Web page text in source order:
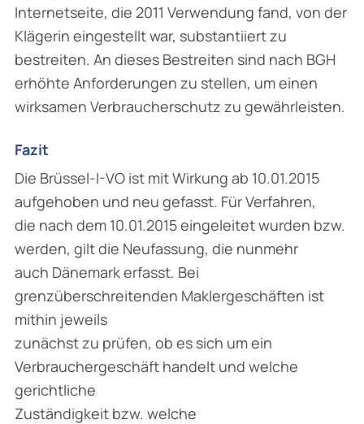
Internetseite, die 2011 Verwendung fand, von der
Klägerin eingestellt war, substantiiert zu
bestreiten. An dieses Bestreiten sind nach BGH
erhöhte Anforderungen zu stellen, um einen
wirksamen Verbraucherschutz zu gewährleisten.
Fazit
Die Brüssel-I-VO ist mit Wirkung ab 10.01.2015
aufgehoben und neu gefasst. Für Verfahren,
die nach dem 10.01.2015 eingeleitet wurden bzw.
werden, gilt die Neufassung, die nunmehr
auch Dänemark erfasst. Bei
grenzüberschreitenden Maklergeschäften ist
mithin jeweils
zunächst zu prüfen, ob es sich um ein
Verbrauchergeschäft handelt und welche
gerichtliche
Zuständigkeit bzw. welche